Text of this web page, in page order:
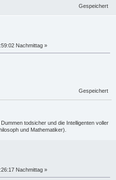
Gespeichert
Nachmittag »
Gespeichert
todsicher und die Intelligenten voller
und Mathematiker).
Nachmittag »